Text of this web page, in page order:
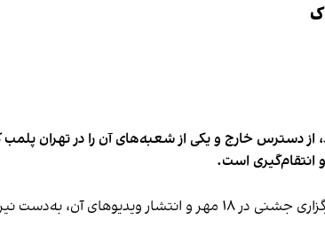
دسترس خارج و یکی از شعبه‌های آن را در تهران پلمب
انتقام‌گیری است.
برخی رسانه‌ها در ایران گزارش دادند فروشگاه جین‌وست در خیابان فرشته تهران، شنبه ۱۹ مهر و پس از برگزاری جشنی